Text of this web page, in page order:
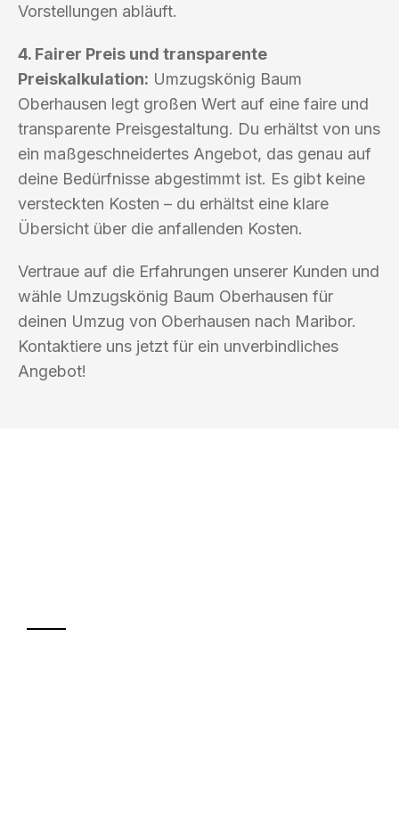
Vorstellungen abläuft.
4. Fairer Preis und transparente
Preiskalkulation: Umzugskönig Baum
Oberhausen legt großen Wert auf eine faire und
transparente Preisgestaltung. Du erhältst von uns
ein maßgeschneidertes Angebot, das genau auf
deine Bedürfnisse abgestimmt ist. Es gibt keine
versteckten Kosten – du erhältst eine klare
Übersicht über die anfallenden Kosten.
Vertraue auf die Erfahrungen unserer Kunden und
wähle Umzugskönig Baum Oberhausen für
deinen Umzug von Oberhausen nach Maribor.
Kontaktiere uns jetzt für ein unverbindliches
Angebot!